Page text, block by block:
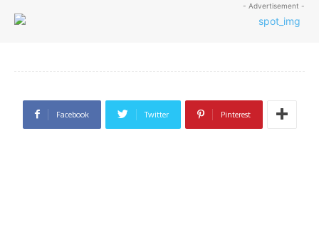
- Advertisement -
Facebook Twitter Pinterest